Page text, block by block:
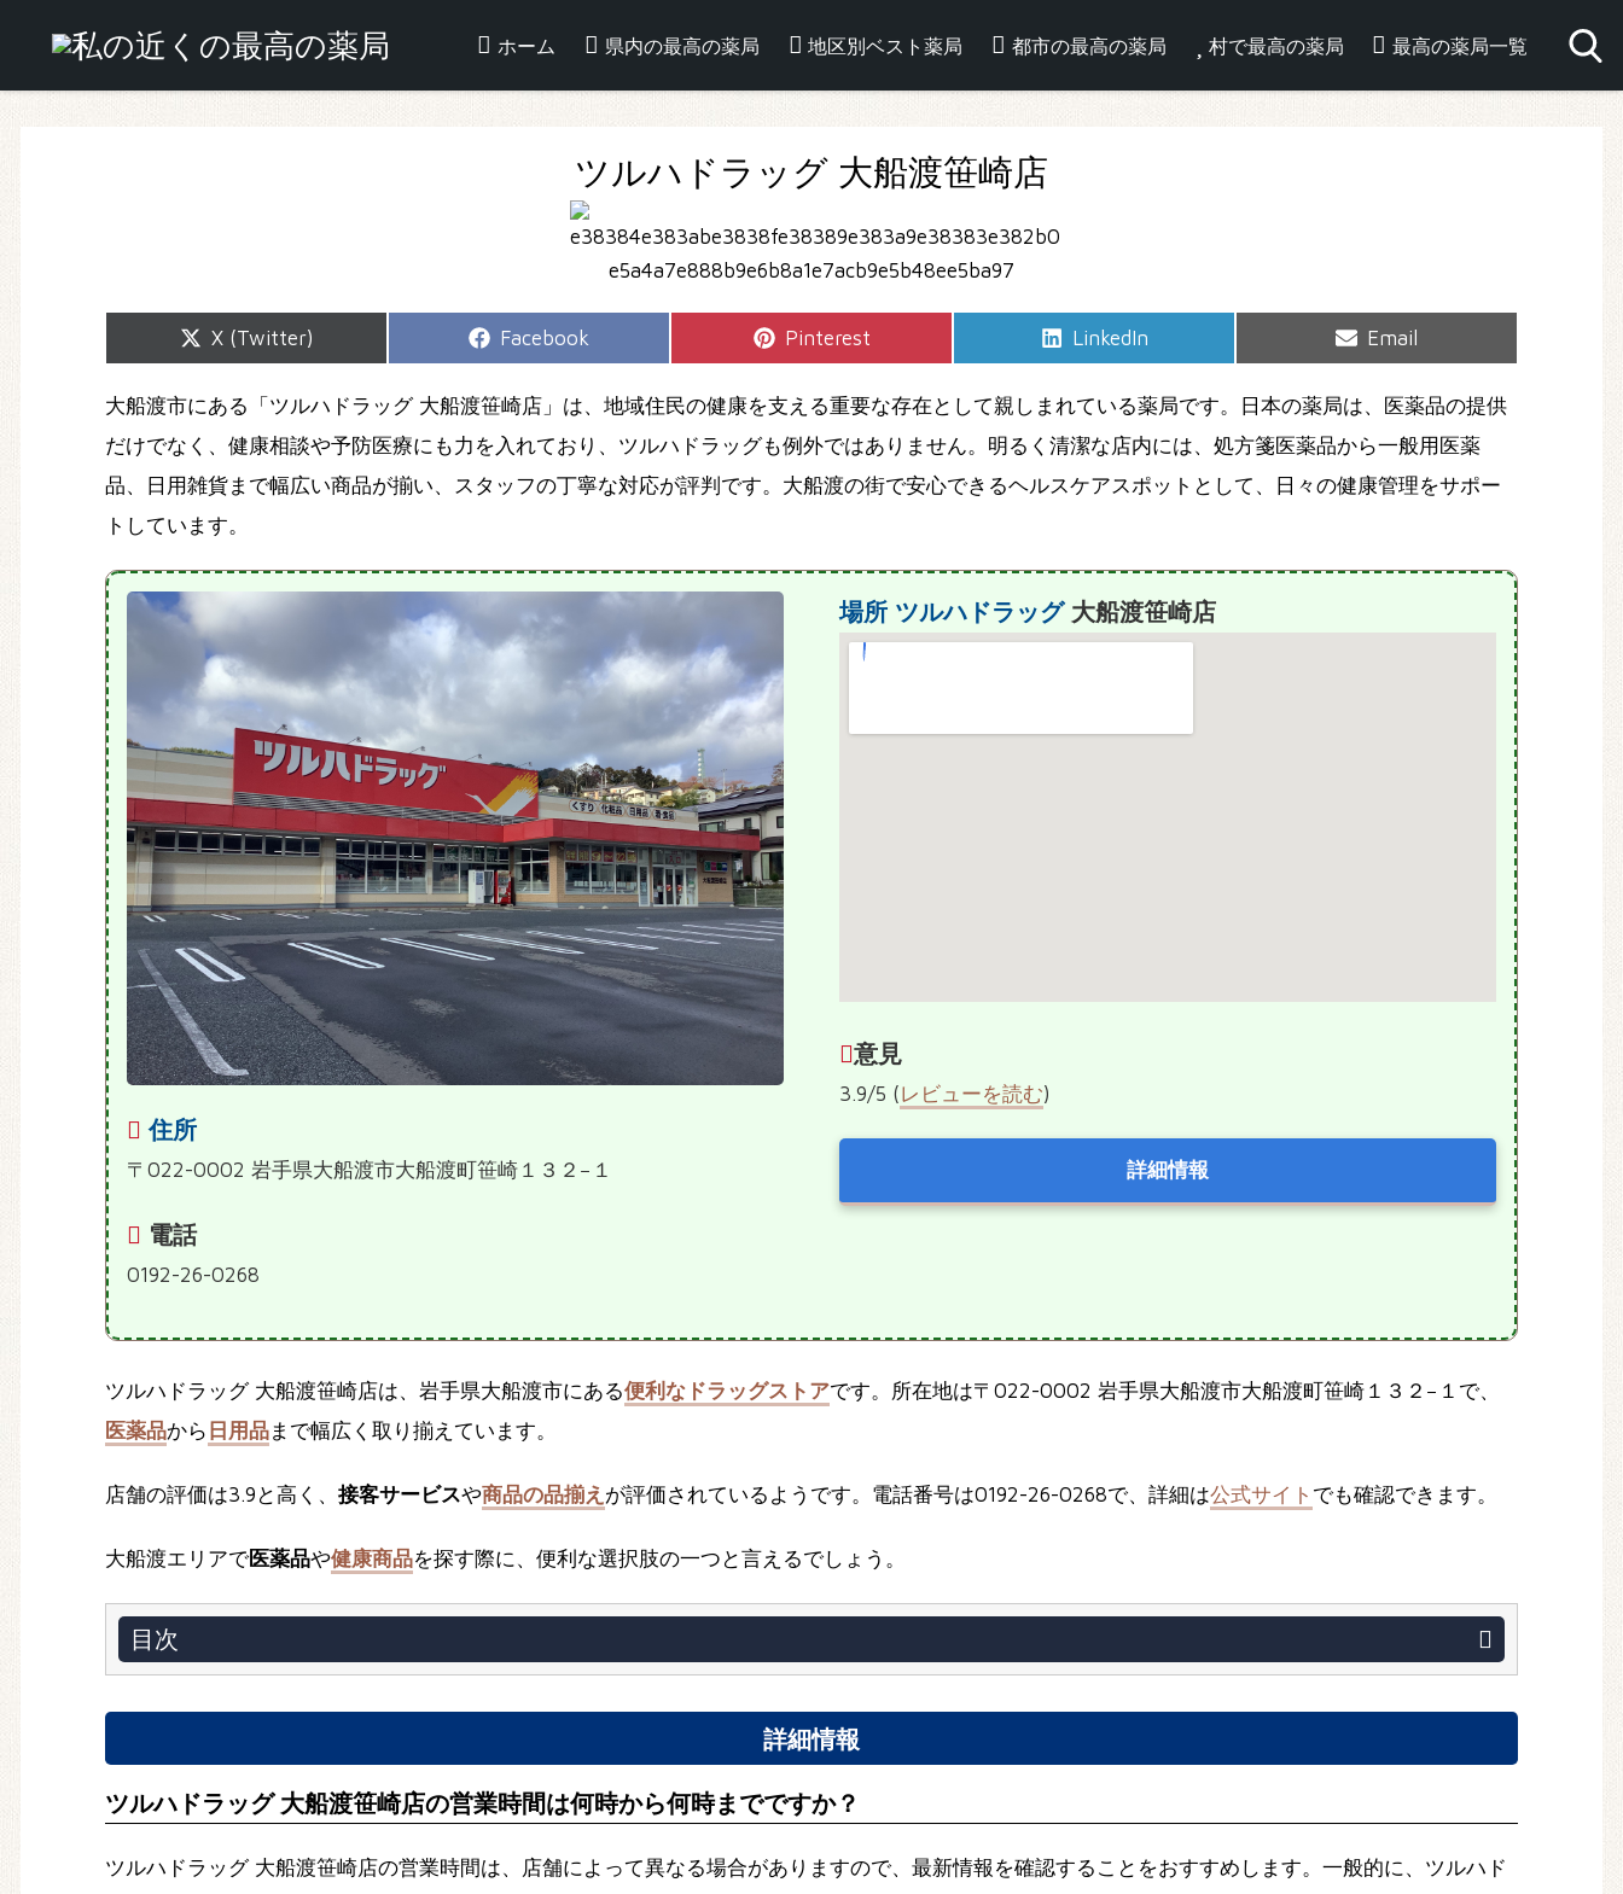
ホーム 県内の最高の薬局 地区別ベスト薬局 都市の最高の薬局 村で最高の薬局 最高の薬局一覧
ツルハドラッグ 大船渡笹崎店
Share
X (Twitter)
Share
Facebook
Share
Pinterest
Share
LinkedIn
Share
Email
大船渡市にある「ツルハドラッグ 大船渡笹崎店」は、地域住民の健康を支える重要な存在として親しまれている薬局です。日本の薬局は、医薬品の提供
だけでなく、健康相談や予防医療にも力を入れており、ツルハドラッグも例外ではありません。明るく清潔な店内には、処方箋医薬品から一般用医薬
品、日用雑貨まで幅広い商品が揃い、スタッフの丁寧な対応が評判です。大船渡の街で安心できるヘルスケアスポットとして、日々の健康管理をサポー
トしています。
住所
〒022-0002 岩手県大船渡市大船渡町笹崎１３２−１
電話
0192-26-0268
場所 ツルハドラッグ大船渡笹崎店
意見
3.9/5 (レビューを読む)
詳細情報
ツルハドラッグ 大船渡笹崎店は、岩手県大船渡市にある便利なドラッグストアです。所在地は〒022-0002 岩手県大船渡市大船渡町笹崎１３２−１で、
医薬品から 日用品まで幅広く取り揃えています。
店舗の評価は3.9と高く、 接客サービスや商品の品揃え が評価されているようです。電話番号は0192-26-0268で、詳細は公式サイト でも確認できます。
大船渡エリアで医薬品や健康商品を探す際に、便利な選択肢の一つと言えるでしょう。
目次
詳細情報
ツルハドラッグ 大船渡笹崎店の営業時間は何時から何時までですか？
ツルハドラッグ 大船渡笹崎店の営業時間は、店舗によって異なる場合がありますので、最新情報を確認することをおすすめします。一般的に、ツルハド